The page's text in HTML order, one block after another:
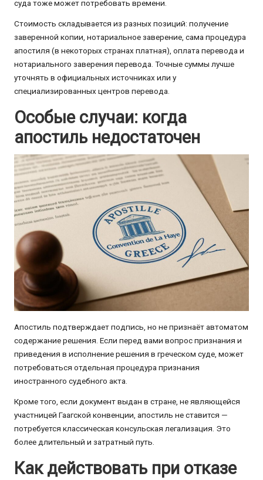
суда тоже может потребовать времени.
Стоимость складывается из разных позиций: получение
заверенной копии, нотариальное заверение, сама процедура
апостиля (в некоторых странах платная), оплата перевода и
нотариального заверения перевода. Точные суммы лучше
уточнять в официальных источниках или у
специализированных центров перевода.
Особые случаи: когда
апостиль недостаточен
Апостиль подтверждает подпись, но не признаёт автоматом
содержание решения. Если перед вами вопрос признания и
приведения в исполнение решения в греческом суде, может
потребоваться отдельная процедура признания
иностранного судебного акта.
Кроме того, если документ выдан в стране, не являющейся
участницей Гаагской конвенции, апостиль не ставится —
потребуется классическая консульская легализация. Это
более длительный и затратный путь.
Как действовать при отказе